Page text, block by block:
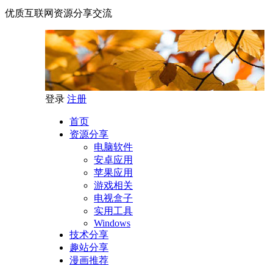
优质互联网资源分享交流
登录 注册
首页
资源分享
电脑软件
安卓应用
苹果应用
游戏相关
电视盒子
实用工具
Windows
技术分享
趣站分享
漫画推荐